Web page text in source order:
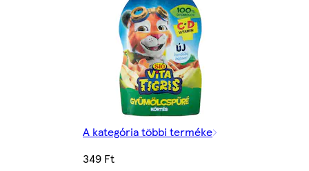
A kategória többi terméke
349 Ft